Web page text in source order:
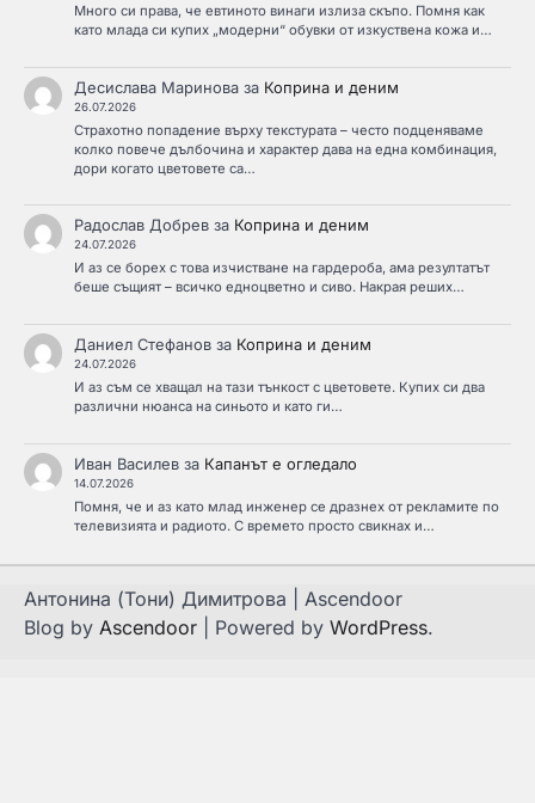
Много си права, че евтиното винаги излиза скъпо. Помня как
като млада си купих „модерни“ обувки от изкуствена кожа и…
Десислава Мариноваза Коприна и деним
26.07.2026
Страхотно попадение върху текстурата – често подценяваме
колко повече дълбочина и характер дава на една комбинация,
дори когато цветовете са…
Радослав Добревза Коприна и деним
24.07.2026
И аз се борех с това изчистване на гардероба, ама резултатът
беше същият – всичко едноцветно и сиво. Накрая реших…
Даниел Стефановза Коприна и деним
24.07.2026
И аз съм се хващал на тази тънкост с цветовете. Купих си два
различни нюанса на синьото и като ги…
Иван Василевза Капанът е огледало
14.07.2026
Помня, че и аз като млад инженер се дразнех от рекламите по
телевизията и радиото. С времето просто свикнах и…
Антонина (Тони) Димитрова | Ascendoor
Blog by Ascendoor | Powered by WordPress.